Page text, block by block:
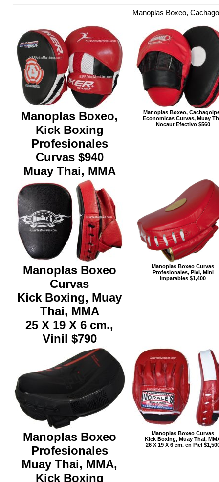
Manoplas Boxeo,
Manoplas Boxeo,
Kick Boxing
Profesionales
Curvas $940
Muay Thai, MMA
Manoplas Boxeo,
Economicas Curvas, Muay
Nocaut Efectivo $560
Manoplas Boxeo
Curvas
Kick Boxing, Muay
Thai, MMA
25 X 19 X 6 cm.,
Vinil $790
Manoplas Boxeo Curvas
Profesionales, Piel, Mini
Imparables $1,400
Manoplas Boxeo
Profesionales
Muay Thai, MMA,
Kick Boxing
Manoplas Boxeo Curvas
Kick Boxing, Muay Thai,
26 X 19 X 6 cm. en Piel